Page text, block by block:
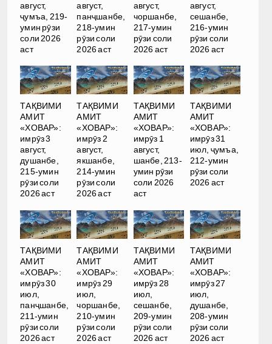
август,
ҷумъа, 219-
умин рӯзи
соли 2026
аст
август,
панҷшанбе,
218-умин
рӯзи соли
2026 аст
август,
чоршанбе,
217-умин
рӯзи соли
2026 аст
август,
сешанбе,
216-умин
рӯзи соли
2026 аст
ТАҚВИМИ
АМИТ
«ХОВАР»:
имрӯз 3
август,
душанбе,
215-умин
рӯзи соли
2026 аст
ТАҚВИМИ
АМИТ
«ХОВАР»:
имрӯз 2
август,
якшанбе,
214-умин
рӯзи соли
2026 аст
ТАҚВИМИ
АМИТ
«ХОВАР»:
имрӯз 1
август,
шанбе, 213-
умин рӯзи
соли 2026
аст
ТАҚВИМИ
АМИТ
«ХОВАР»:
имрӯз 31
июл, ҷумъа,
212-умин
рӯзи соли
2026 аст
ТАҚВИМИ
АМИТ
«ХОВАР»:
имрӯз 30
июл,
панҷшанбе,
211-умин
рӯзи соли
2026 аст
ТАҚВИМИ
АМИТ
«ХОВАР»:
имрӯз 29
июл,
чоршанбе,
210-умин
рӯзи соли
2026 аст
ТАҚВИМИ
АМИТ
«ХОВАР»:
имрӯз 28
июл,
сешанбе,
209-умин
рӯзи соли
2026 аст
ТАҚВИМИ
АМИТ
«ХОВАР»:
имрӯз 27
июл,
душанбе,
208-умин
рӯзи соли
2026 аст